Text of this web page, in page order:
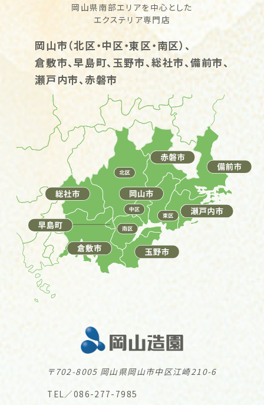
岡山県南部エリアを中心とした
エクステリア専門店
岡山市（北区・中区・東区・南区）、
倉敷市、早島町、玉野市、総社市、備前市、
瀬戸内市、赤磐市
〒702-8005 岡山県岡山市中区江崎210-6
TEL／086-277-7985